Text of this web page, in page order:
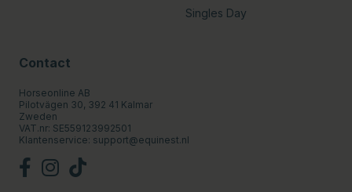
Singles Day
Contact
Horseonline AB
Pilotvägen 30, 392 41 Kalmar
Zweden
VAT.nr: SE559123992501
Klantenservice: support@equinest.nl